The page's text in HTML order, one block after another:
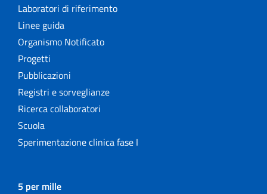
Laboratori di riferimento
Linee guida
Organismo Notificato
Progetti
Pubblicazioni
Registri e sorveglianze
Ricerca collaboratori
Scuola
Sperimentazione clinica fase I
5 per mille